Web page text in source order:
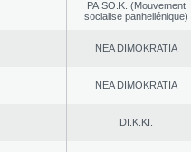
PA.SO.K. (Mouvement
socialise panhellénique)
NEA DΙMOKRATIA
NEA DΙMOKRATIA
DI.K.KI.